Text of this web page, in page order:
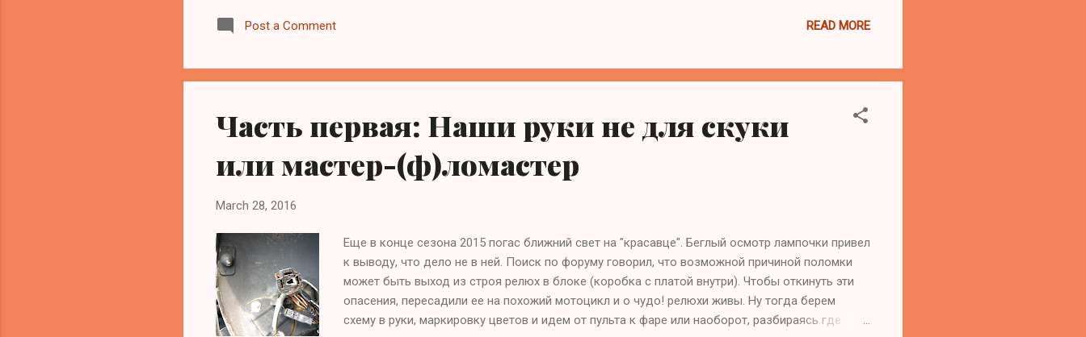
способ диагностики обеих ее спиралей. Пусть в одном (неправильном) положении она не
положении зажигание включено (или согласно мануалу -- паркинг тоже, но я не проверял),
когда загораются габариты. Лампа цела, что может быть еще? Берем тестер, товарища
Post a Comment READ MORE
Часть первая: Наши руки не для скуки
или мастер-(ф)ломастер
March 28, 2016
Еще в конце сезона 2015 погас ближний свет на "красавце". Беглый осмотр лампочки привел
к выводу, что дело не в ней. Поиск по форуму говорил, что возможной причиной поломки
может быть выход из строя релюх в блоке (коробка с платой внутри). Чтобы откинуть эти
опасения, пересадили ее на похожий мотоцикл и о чудо! релюхи живы. Ну тогда берем
схему в руки, маркировку цветов и идем от пульта к фаре или наоборот, разбираясь где